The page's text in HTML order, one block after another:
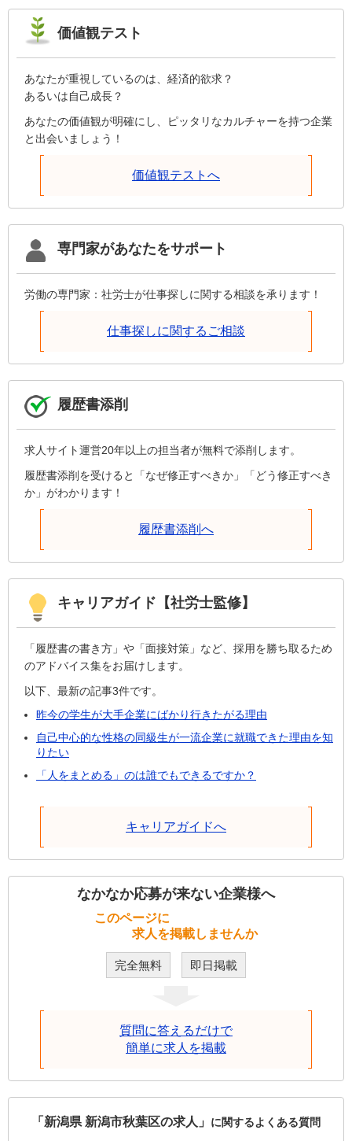
価値観テスト
あなたが重視しているのは、経済的欲求？
あるいは自己成長？
あなたの価値観が明確にし、ピッタリなカルチャーを持つ企業
と出会いましょう！
価値観テストへ
専門家があなたをサポート
労働の専門家：社労士が仕事探しに関する相談を承ります！
仕事探しに関するご相談
履歴書添削
求人サイト運営20年以上の担当者が無料で添削します。
履歴書添削を受けると「なぜ修正すべきか」「どう修正すべき
か」がわかります！
履歴書添削へ
キャリアガイド【社労士監修】
「履歴書の書き方」や「面接対策」など、採用を勝ち取るため
のアドバイス集をお届けします。
以下、最新の記事3件です。
昨今の学生が大手企業にばかり行きたがる理由
自己中心的な性格の同級生が一流企業に就職できた理由を知
りたい
「人をまとめる」のは誰でもできるですか？
キャリアガイドへ
なかなか応募が来ない企業様へ
このページに
求人を掲載しませんか
完全無料 即日掲載
質問に答えるだけで
簡単に求人を掲載
「新潟県 新潟市秋葉区の求人」 に関するよくある質問